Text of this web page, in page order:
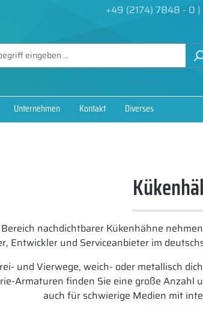
+49 (2174) 7848 - 0 |
Unternehmen Kontakt Diverses
nachdichtbarer Kükenhähne
Entwickler und Serviceanbieter im
und Vierwege, weich- oder metallisch
Armaturen finden Sie eine große
auch für schwierige Medien mit